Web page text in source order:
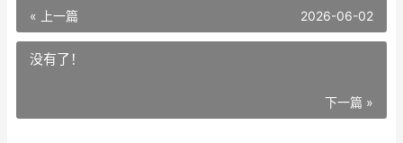
« 上一篇 2026-06-02
没有了！
下一篇 »